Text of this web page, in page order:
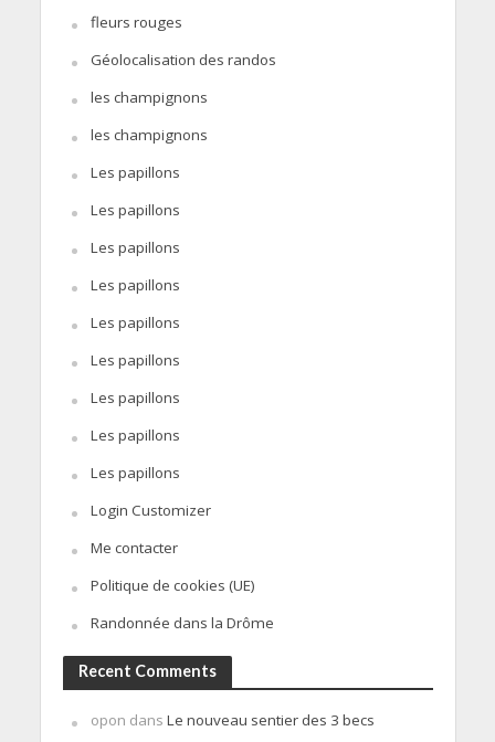
fleurs rouges
Géolocalisation des randos
les champignons
les champignons
Les papillons
Les papillons
Les papillons
Les papillons
Les papillons
Les papillons
Les papillons
Les papillons
Les papillons
Login Customizer
Me contacter
Politique de cookies (UE)
Randonnée dans la Drôme
Recent Comments
opon dans Le nouveau sentier des 3 becs